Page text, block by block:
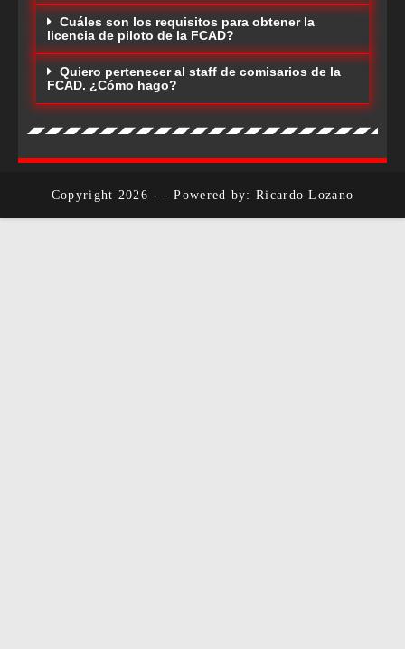
Cuáles son los requisitos para obtener la
licencia de piloto de la FCAD?
Quiero pertenecer al staff de comisarios de la
FCAD. ¿Cómo hago?
Copyright 2026 - - Powered by: Ricardo Lozano